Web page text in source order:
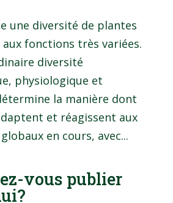
une diversité de plantes
fonctions très variées.
diversité
physiologique et
la manière dont
et réagissent aux
en cours, avec...
vous publier